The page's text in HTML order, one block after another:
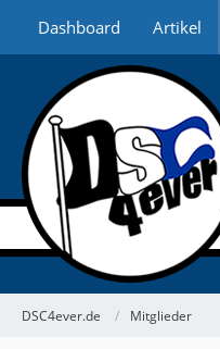
Dashboard Artikel
DSC4ever.de Mitglieder